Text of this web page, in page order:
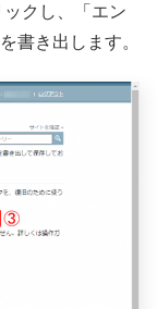
クし、「エン
書き出します。